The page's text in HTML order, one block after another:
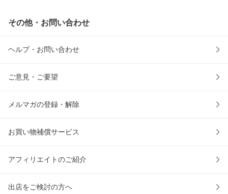
その他・お問い合わせ
ヘルプ・お問い合わせ
ご意見・ご要望
メルマガの登録・解除
お買い物補償サービス
アフィリエイトのご紹介
出店をご検討の方へ